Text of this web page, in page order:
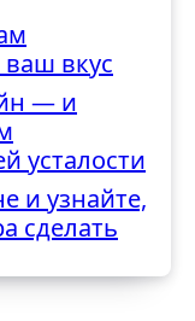
вкус
— и
усталости
и узнайте,
сделать